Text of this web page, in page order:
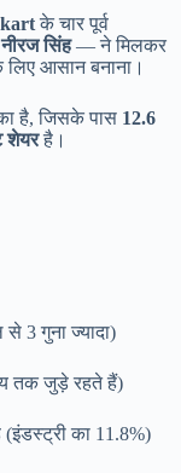
के चार पूर्व
सिंह— ने मिलकर
आसान बनाना।
है, जिसके पास 12.6
शेयरहै।
3 गुना ज्यादा)
तक जुड़े रहते हैं)
का 11.8%)